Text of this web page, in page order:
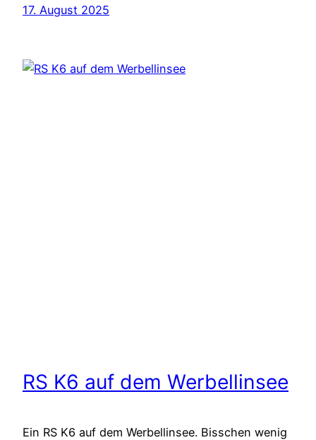
17. August 2025
RS K6 auf dem Werbellinsee
Ein RS K6 auf dem Werbellinsee. Bisschen wenig